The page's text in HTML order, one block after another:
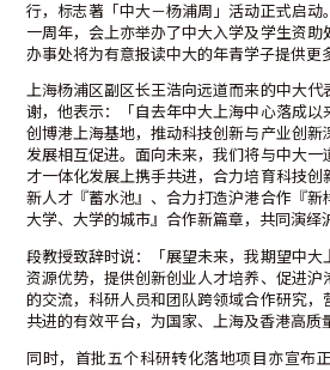
行，标志著「中大－杨浦周」活动正式启动
一周年，会上亦举办了中大入学及学生资助
办事处将为有意报读中大的年青学子提供更
上海杨浦区副区长王浩向远道而来的中大代
谢，他表示：「自去年中大上海中心落成以
创博港上海基地，推动科技创新与产业创新
发展相互促进。面向未来，我们将与中大一
才一体化发展上携手共进，合力培育科技创
新人才『蓄水池』、合力打造沪港合作『新
大学、大学的城市』合作新篇章，共同演绎
段教授致辞时说：「展望未来，我期望中大
资源优势，提供创新创业人才培养、促进沪
的交流，科研人员和团队跨领域合作研究，
共进的有效平台，为国家、上海及香港高质
同时，首批五个科研转化落地项目亦宣布